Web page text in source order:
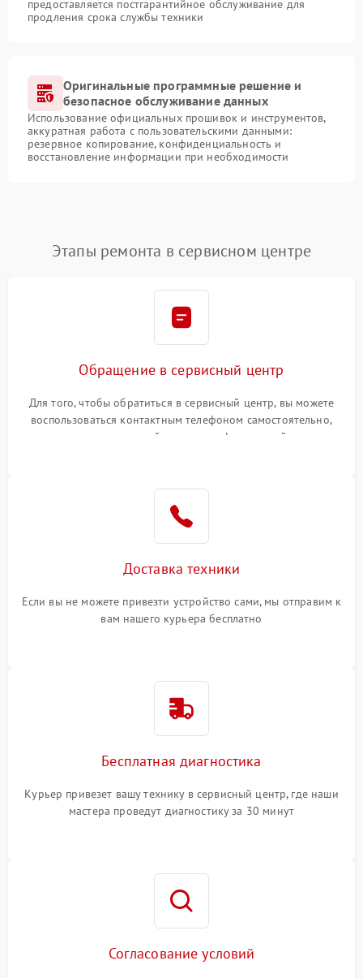
предоставляется постгарантийное обслуживание для
продления срока службы техники
Оригинальные программные решение и
безопасное обслуживание данных
Использование официальных прошивок и инструментов,
аккуратная работа с пользовательскими данными:
резервное копирование, конфиденциальность и
восстановление информации при необходимости
Этапы ремонта в сервисном центре
Обращение в сервисный центр
Для того, чтобы обратиться в сервисный центр, вы можете
воспользоваться контактным телефоном самостоятельно,
или оставить свой номер телефона на сайте
Доставка техники
Если вы не можете привезти устройство сами, мы отправим к
вам нашего курьера бесплатно
Бесплатная диагностика
Курьер привезет вашу технику в сервисный центр, где наши
мастера проведут диагностику за 30 минут
Согласование условий